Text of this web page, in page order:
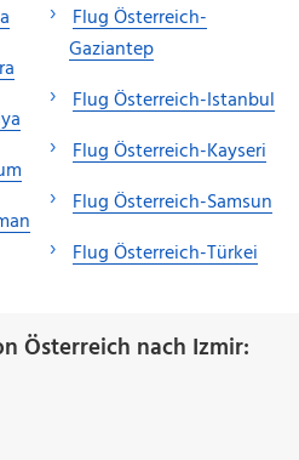
Flug Österreich-
Gaziantep
Flug Österreich-Istanbul
Flug Österreich-Kayseri
Flug Österreich-Samsun
Flug Österreich-Türkei
Österreich nach Izmir: